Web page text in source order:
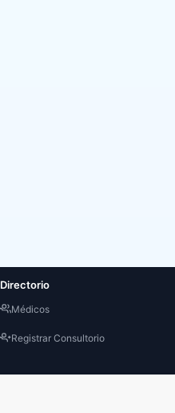
Directorio
Médicos
Registrar Consultorio